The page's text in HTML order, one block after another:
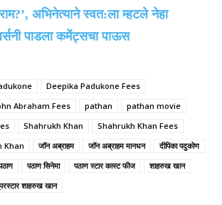
अभिनेत्याने स्वत:ला म्हटले नेहा
पाडला कमेंट्सचा पाऊस
Deepika Padukone Fees
Abraham Fees pathan
pathan movie
Shahrukh Khan
Shahrukh Khan Fees
Khan
जॉन अब्राहम जॉन अब्राहम मानधन
दीपिका पदुकोण
पठाण सिनेमा पठाण स्टार कास्ट फीज
शाहरुख खान
शाहरुख खान